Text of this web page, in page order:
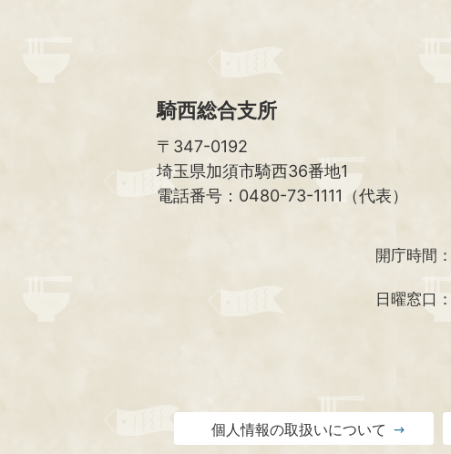
騎西総合支所
〒347-0192
埼玉県加須市騎西36番地1
電話番号：0480-73-1111（代表）
開庁時間：
日曜窓口：
個人情報の取扱いについて